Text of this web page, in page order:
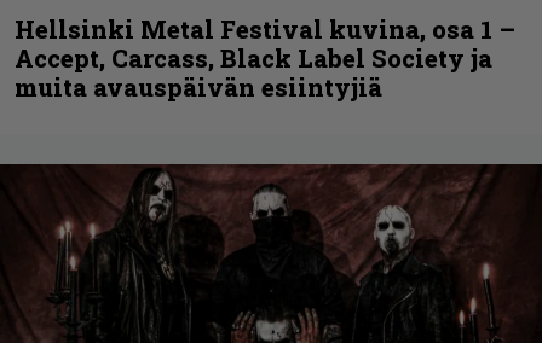
Hellsinki Metal Festival kuvina, osa 1 –
Accept, Carcass, Black Label Society ja
muita avauspäivän esiintyjiä